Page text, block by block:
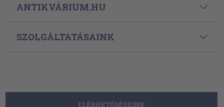
ANTIKVÁRIUM.HU
SZOLGÁLTATÁSAINK
ELÉRHETŐSÉGEINK